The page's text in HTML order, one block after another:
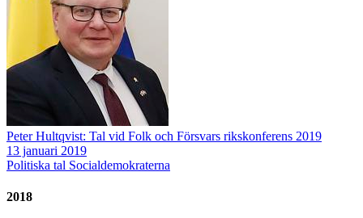
Peter Hultqvist: Tal vid Folk och Försvars rikskonferens 2019
13 januari 2019
Politiska tal Socialdemokraterna
2018